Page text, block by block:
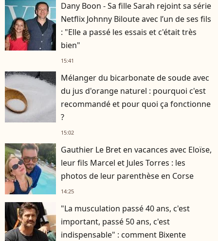
Dany Boon - Sa fille Sarah rejoint sa série
Netflix Johnny Biloute avec l’un de ses fils
: "Elle a passé les essais et c'était très
bien"
15:41
Mélanger du bicarbonate de soude avec
du jus d'orange naturel : pourquoi c'est
recommandé et pour quoi ça fonctionne
?
15:02
Gauthier Le Bret en vacances avec Eloïse,
leur fils Marcel et Jules Torres : les
photos de leur parenthèse en Corse
14:25
"La musculation passé 40 ans, c'est
important, passé 50 ans, c'est
indispensable" : comment Bixente